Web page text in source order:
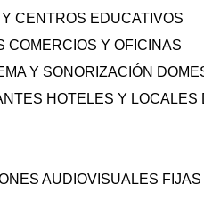
CENTROS EDUCATIVOS
COMERCIOS Y OFICINAS
Y SONORIZACIÓN
HOTELES Y LOCALES
AUDIOVISUALES FIJAS